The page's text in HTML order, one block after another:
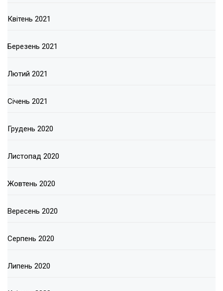
Квітень 2021
Березень 2021
Лютий 2021
Січень 2021
Грудень 2020
Листопад 2020
Жовтень 2020
Вересень 2020
Серпень 2020
Липень 2020